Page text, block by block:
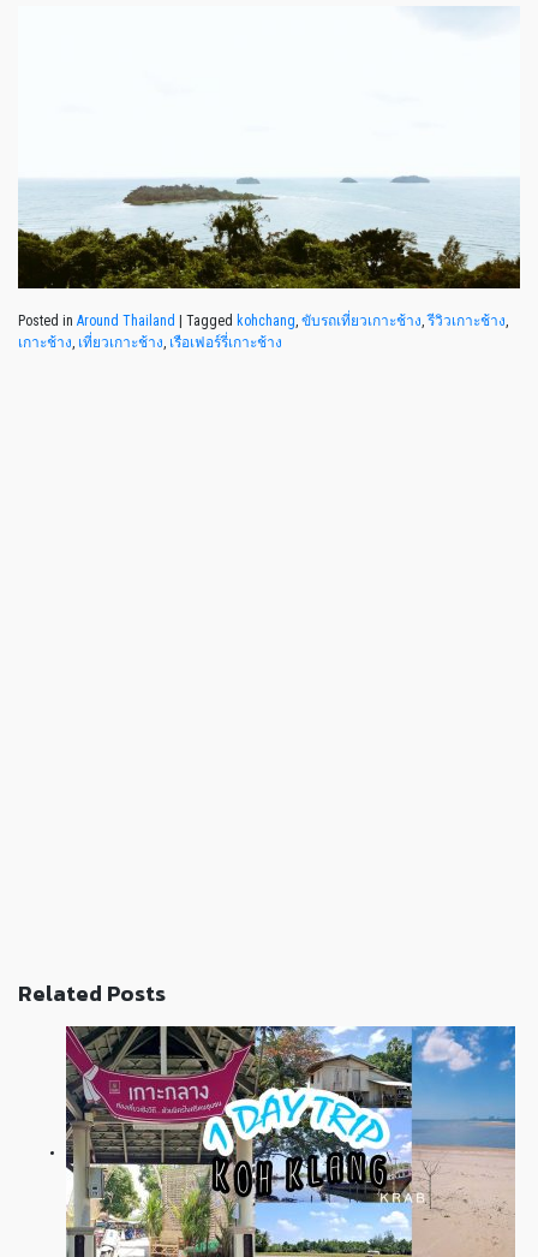
Posted in Around Thailand Tagged kohchang, ขับรถเที่ยวเกาะช้าง,รีวิวเกาะช้าง,
เกาะช้าง, เที่ยวเกาะช้าง, เรือเฟอร์รี่เกาะช้าง
Related Posts